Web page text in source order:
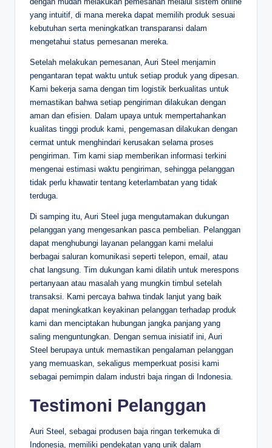
yang intuitif, di mana mereka dapat memilih produk sesuai
kebutuhan serta meningkatkan transparansi dalam
mengetahui status pemesanan mereka.
Setelah melakukan pemesanan, Auri Steel menjamin
pengantaran tepat waktu untuk setiap produk yang dipesan.
Kami bekerja sama dengan tim logistik berkualitas untuk
memastikan bahwa setiap pengiriman dilakukan dengan
aman dan efisien. Dalam upaya untuk mempertahankan
kualitas tinggi produk kami, pengemasan dilakukan dengan
cermat untuk menghindari kerusakan selama proses
pengiriman. Tim kami siap memberikan informasi terkini
mengenai estimasi waktu pengiriman, sehingga pelanggan
tidak perlu khawatir tentang keterlambatan yang tidak
terduga.
Di samping itu, Auri Steel juga mengutamakan dukungan
pelanggan yang mengesankan pasca pembelian. Pelanggan
dapat menghubungi layanan pelanggan kami melalui
berbagai saluran komunikasi seperti telepon, email, atau
chat langsung. Tim dukungan kami dilatih untuk merespons
pertanyaan atau masalah yang mungkin timbul setelah
transaksi. Kami percaya bahwa tindak lanjut yang baik
dapat meningkatkan keyakinan pelanggan terhadap produk
kami dan menciptakan hubungan jangka panjang yang
saling menguntungkan. Dengan semua inisiatif ini, Auri
Steel berupaya untuk memastikan pengalaman pelanggan
yang memuaskan, sekaligus memperkuat posisi kami
sebagai pemimpin dalam industri baja ringan di Indonesia.
Testimoni Pelanggan
Auri Steel, sebagai produsen baja ringan terkemuka di
Indonesia, memiliki pendekatan yang unik dalam